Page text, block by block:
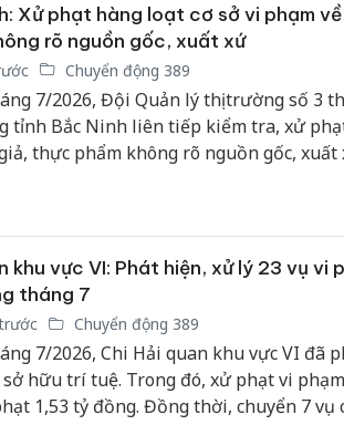
Xử phạt hàng loạt cơ sở vi phạm
rõ nguồn gốc, xuất xứ
Chuyển động 389
7/2026, Đội Quản lý thị trường số 3
tỉnh Bắc Ninh liên tiếp kiểm tra, xử
thực phẩm không rõ nguồn gốc,
khu vực VI: Phát hiện, xử lý 23 vụ vi
tháng 7
Chuyển động 389
7/2026, Chi Hải quan khu vực VI đã
sở hữu trí tuệ. Trong đó, xử phạt vi
1,53 tỷ đồng. Đồng thời, chuyển 7 vụ